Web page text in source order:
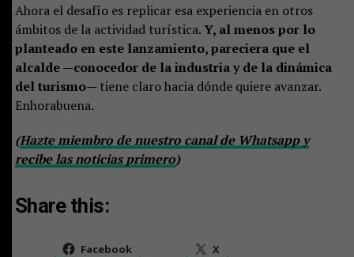
Ahora el desafío es replicar esa experiencia en otros
ámbitos de la actividad turística.Y, al menos por lo
planteado en este lanzamiento, pareciera que el
alcalde —conocedor de la industria y de la dinámica
del turismo— tiene claro hacia dónde quiere avanzar.
Enhorabuena.
(Hazte miembro de nuestro canal de Whatsapp y
recibe las noticias primero)
Share this:
Facebook X